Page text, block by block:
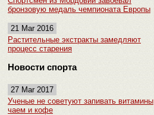
бронзовую медаль чемпионата Европы
21 Mar 2016
Растительные экстракты замедляют
процесс старения
Новости спорта
27 Mar 2017
Ученые не советуют запивать витамины
чаем и кофе